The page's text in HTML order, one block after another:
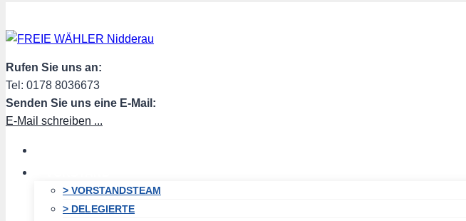
Inhalt
springen
Rufen Sie uns an:
Tel: 0178 8036673
Senden Sie uns eine E-Mail:
E-Mail schreiben ...
> VORSTANDSTEAM
> DELEGIERTE